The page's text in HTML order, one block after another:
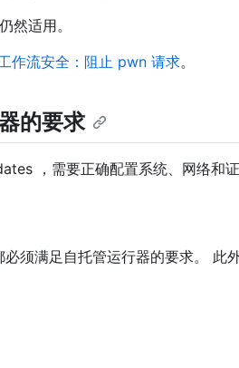
然适用。
作流安全：阻止 pwn 请求。
的要求
，需要正确配置系统、网络和证
须满足自托管运行器的要求。 此